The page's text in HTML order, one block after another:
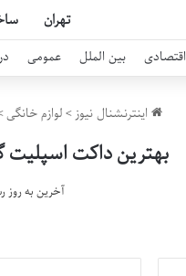
تهران
اقتصادی بین الملل عمومی
اینترنشنال نیوز>لوازم خانگی
بهترین داکت
آخرین به روز رسانی: